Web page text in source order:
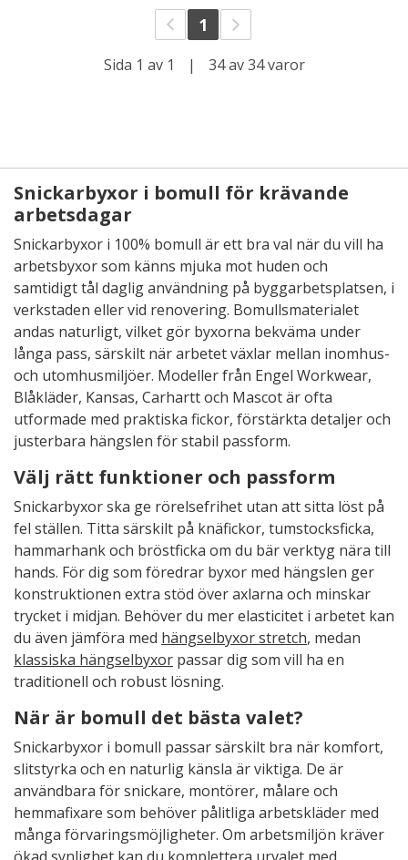
1
Sida 1 av 1 | 34 av 34 varor
Snickarbyxor i bomull för krävande
arbetsdagar
Snickarbyxor i 100% bomull är ett bra val när du vill ha
arbetsbyxor som känns mjuka mot huden och
samtidigt tål daglig användning på byggarbetsplatsen, i
verkstaden eller vid renovering. Bomullsmaterialet
andas naturligt, vilket gör byxorna bekväma under
långa pass, särskilt när arbetet växlar mellan inomhus-
och utomhusmiljöer. Modeller från Engel Workwear,
Blåkläder, Kansas, Carhartt och Mascot är ofta
utformade med praktiska fickor, förstärkta detaljer och
justerbara hängslen för stabil passform.
Välj rätt funktioner och passform
Snickarbyxor ska ge rörelsefrihet utan att sitta löst på
fel ställen. Titta särskilt på knäfickor, tumstocksficka,
hammarhank och bröstficka om du bär verktyg nära till
hands. För dig som föredrar byxor med hängslen ger
konstruktionen extra stöd över axlarna och minskar
trycket i midjan. Behöver du mer elasticitet i arbetet kan
du även jämföra med hängselbyxor stretch, medan
klassiska hängselbyxor passar dig som vill ha en
traditionell och robust lösning.
När är bomull det bästa valet?
Snickarbyxor i bomull passar särskilt bra när komfort,
slitstyrka och en naturlig känsla är viktiga. De är
användbara för snickare, montörer, målare och
hemmafixare som behöver pålitliga arbetskläder med
många förvaringsmöjligheter. Om arbetsmiljön kräver